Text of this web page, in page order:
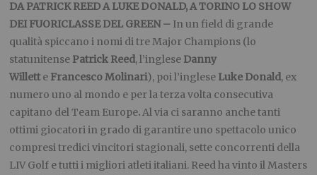
DA PATRICK REED A LUKE DONALD, A TORINO LO SHOW
DEI FUORICLASSE DEL GREEN – In un field di grande
qualità spiccano i nomi di tre Major Champions (lo
statunitense Patrick Reed, l’inglese Danny
Willette Francesco Molinari), poi l’inglese Luke Donald, ex
numero uno al mondo e per la terza volta consecutiva
capitano del Team Europe.Al via ci saranno anche tanti
ottimi giocatori in grado di garantire uno spettacolo unico
compresi tredici vincitori stagionali, sette concorrenti della
LIV Golf e tutti i migliori atleti italiani. Reed ha vinto il Masters